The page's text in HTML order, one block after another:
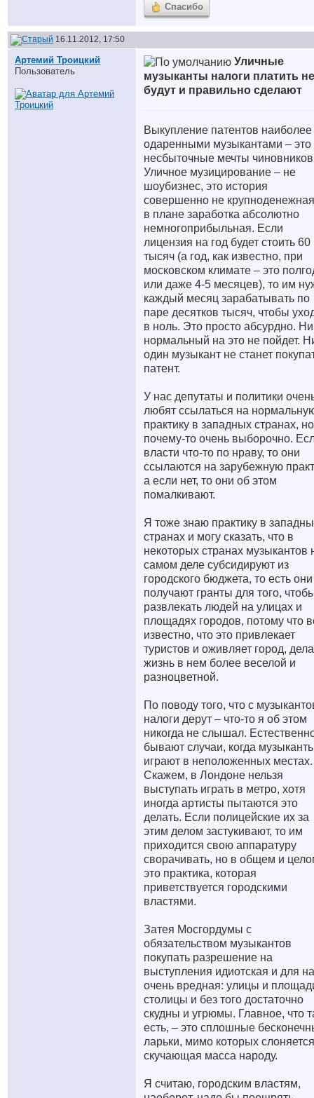
Спасибо
16.11.2012, 17:50
Артемий Троицкий
Пользователь
Уличные
музыканты налоги платить не
будут и правильно сделают
Выкупление патентов наиболее
одаренными музыкантами – это
несбыточные мечты
Уличное музицирование – не
шоубизнес, это история
совершенно не
в плане заработка абсолютно
немногоприбыльная. Если
лицензия на год будет стоить 60
тысяч (а год, как известно, при
московском климате – это
или даже 4-5 месяцев), то им
каждый месяц зарабатывать по
паре десятков тысяч, чтобы
в ноль. Это просто абсурдно.
нормальный на это не пойдет.
один музыкант не станет
патент.
У нас депутаты и политики
любят ссылаться на
практику в западных странах, но
почему-то очень выборочно.
власти что-то по нраву, то они
ссылаются на зарубежную
а если нет, то они об этом
помалкивают.
Я тоже знаю практику в
странах и могу сказать, что в
некоторых странах музыкантов
самом деле субсидируют из
городского бюджета, то есть они
получают гранты для того,
развлекать людей на улицах и
площадях городов, потому что
известно, что это привлекает
туристов и оживляет город,
жизнь в нем более веселой и
разноцветной.
По поводу того, что с
налоги дерут – что-то я об этом
никогда не слышал.
бывают случаи, когда
играют в неположенных местах.
Скажем, в Лондоне нельзя
выступать играть в метро, хотя
иногда артисты пытаются это
делать. Если полицейские их за
этим делом застукивают, то им
приходится свою аппаратуру
сворачивать, но в общем и
это практика, которая
приветствуется городскими
властями.
Затея Мосгордумы с
обязательством музыкантов
покупать разрешение на
выступления идиотская и для
очень вредная: улицы и
столицы и без того достаточно
скудны и угрюмы. Главное, что
есть, – это сплошные
ларьки, мимо которых слоняется
скучающая масса народу.
Я считаю, городским властям,